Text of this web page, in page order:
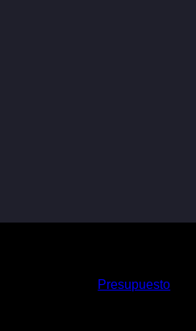
Presupuesto